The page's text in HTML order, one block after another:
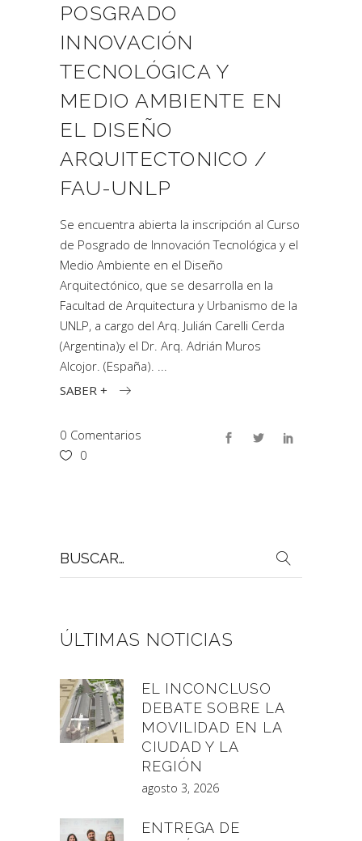
POSGRADO
INNOVACIÓN
TECNOLÓGICA Y
MEDIO AMBIENTE EN
EL DISEÑO
ARQUITECTONICO /
FAU-UNLP
Se encuentra abierta la inscripción al Curso
de Posgrado de Innovación Tecnológica y el
Medio Ambiente en el Diseño
Arquitectónico, que se desarrolla en la
Facultad de Arquitectura y Urbanismo de la
UNLP, a cargo del Arq. Julián Carelli Cerda
(Argentina)y el Dr. Arq. Adrián Muros
Alcojor. (España).
SABER +
0 Comentarios
0
por:
ÚLTIMAS NOTICIAS
EL INCONCLUSO
DEBATE SOBRE LA
MOVILIDAD EN LA
CIUDAD Y LA
REGIÓN
agosto 3, 2026
ENTREGA DE